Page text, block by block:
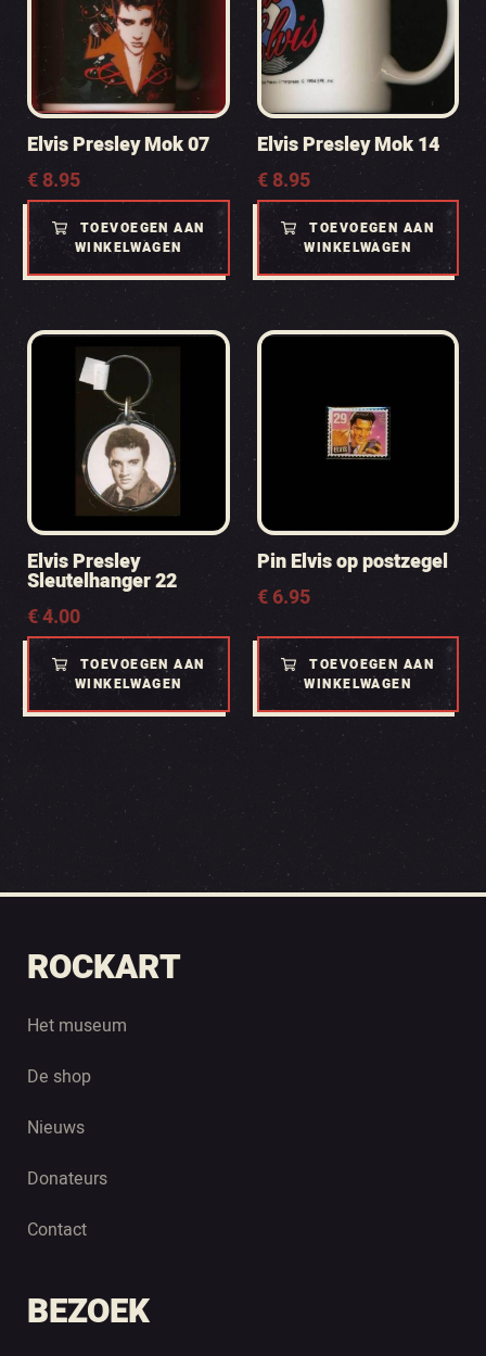
Elvis Presley Mok 07
€8.95
TOEVOEGEN AAN
WINKELWAGEN
Elvis Presley Mok 14
€8.95
TOEVOEGEN AAN
WINKELWAGEN
Elvis Presley
Sleutelhanger 22
€4.00
TOEVOEGEN AAN
WINKELWAGEN
Pin Elvis op postzegel
€6.95
TOEVOEGEN AAN
WINKELWAGEN
ROCKART
Het museum
De shop
Nieuws
Donateurs
Contact
BEZOEK